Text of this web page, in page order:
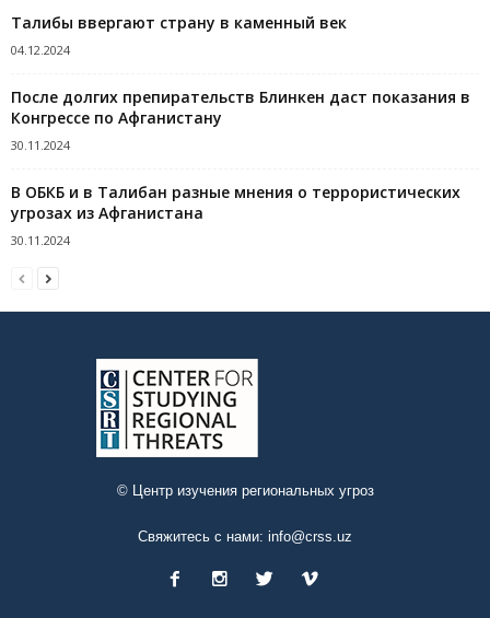
Талибы ввергают страну в каменный век
04.12.2024
После долгих препирательств Блинкен даст показания в
Конгрессе по Афганистану
30.11.2024
В ОБКБ и в Талибан разные мнения о террористических
угрозах из Афганистана
30.11.2024
© Центр изучения региональных угроз
Свяжитесь с нами: info@crss.uz